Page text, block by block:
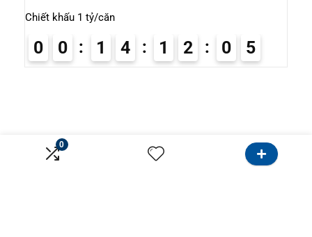
0
Chiết khấu 1 tỷ/căn
0 0 1 4 1 2 0 4
5